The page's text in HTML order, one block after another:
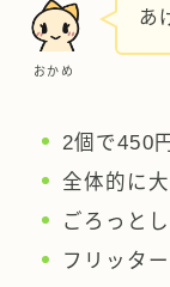
おかめ
あ
2個で450
全体的に
ごろっと
フリッタ